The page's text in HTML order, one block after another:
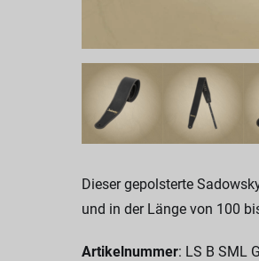
Dieser gepolsterte
und in der Länge von 100
Artikelnummer: LS B SML